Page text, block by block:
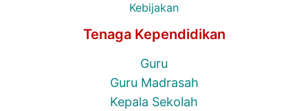
Kebijakan
Tenaga Kependidikan
Guru
Guru Madrasah
Kepala Sekolah